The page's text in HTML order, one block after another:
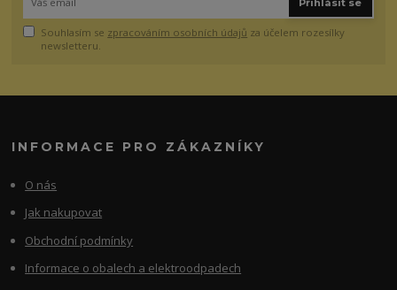
Souhlasím se zpracováním osobních údajů za účelem rozesílky
newsletteru.
INFORMACE PRO ZÁKAZNÍKY
O nás
Jak nakupovat
Obchodní podmínky
Informace o obalech a elektroodpadech